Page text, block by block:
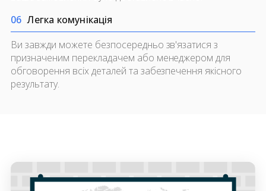
06 Легка комунікація
Ви завжди можете безпосередньо зв'язатися з
призначеним перекладачем або менеджером для
обговорення всіх деталей та забезпечення якісного
результату.